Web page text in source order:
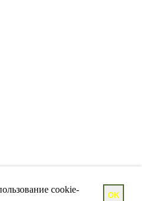
cookie-
OK